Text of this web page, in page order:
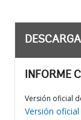
INFORME
Versión oficial
Versión oficial